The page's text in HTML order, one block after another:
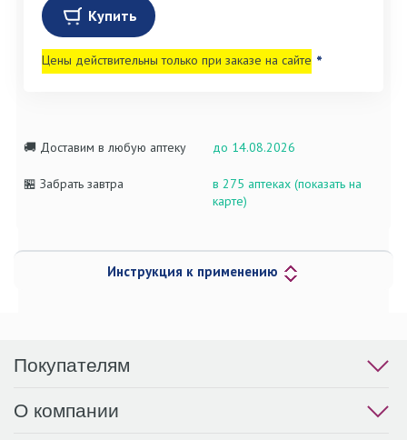
Купить
Цены действительны только при заказе на сайте *
🚚 Доставим в любую аптеку до 14.08.2026
🏪 Забрать завтра
в 275 аптеках (показать на
карте)
Инструкция к применению
Покупателям
О компании